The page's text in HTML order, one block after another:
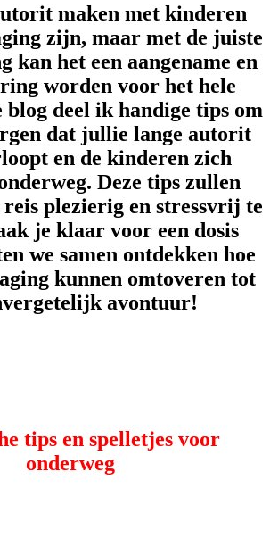
maken met kinderen
zijn, maar met de juiste
kan het een aangename en
worden voor het hele
blog deel ik handige tips om
dat jullie lange autorit
en de kinderen zich
Deze tips zullen
reis plezierig en stressvrij te
je klaar voor een dosis
we samen ontdekken hoe
kunnen omtoveren tot
avontuur!
tips en spelletjes voor
onderweg